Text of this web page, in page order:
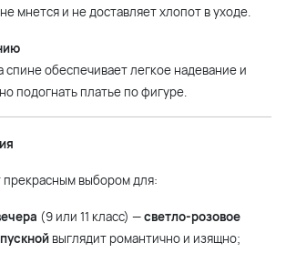
мнется и не доставляет хлопот в уходе.
спине обеспечивает легкое надевание и
подогнать платье по фигуре.
прекрасным выбором для:
(9 или 11 класс) —светло-розовое
выглядит романтично и изящно;